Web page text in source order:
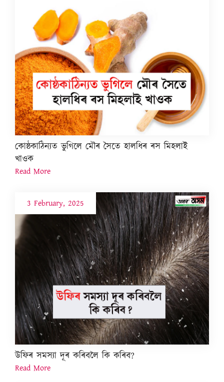
কোষ্ঠকাঠিন্যত ভুগিলে মৌৰ সৈতে হালধিৰ ৰস মিহলাই
খাওক
Read More
3 February, 2025
উফিৰ সমস্যা দূৰ কৰিবলৈ কি কৰিব?
Read More